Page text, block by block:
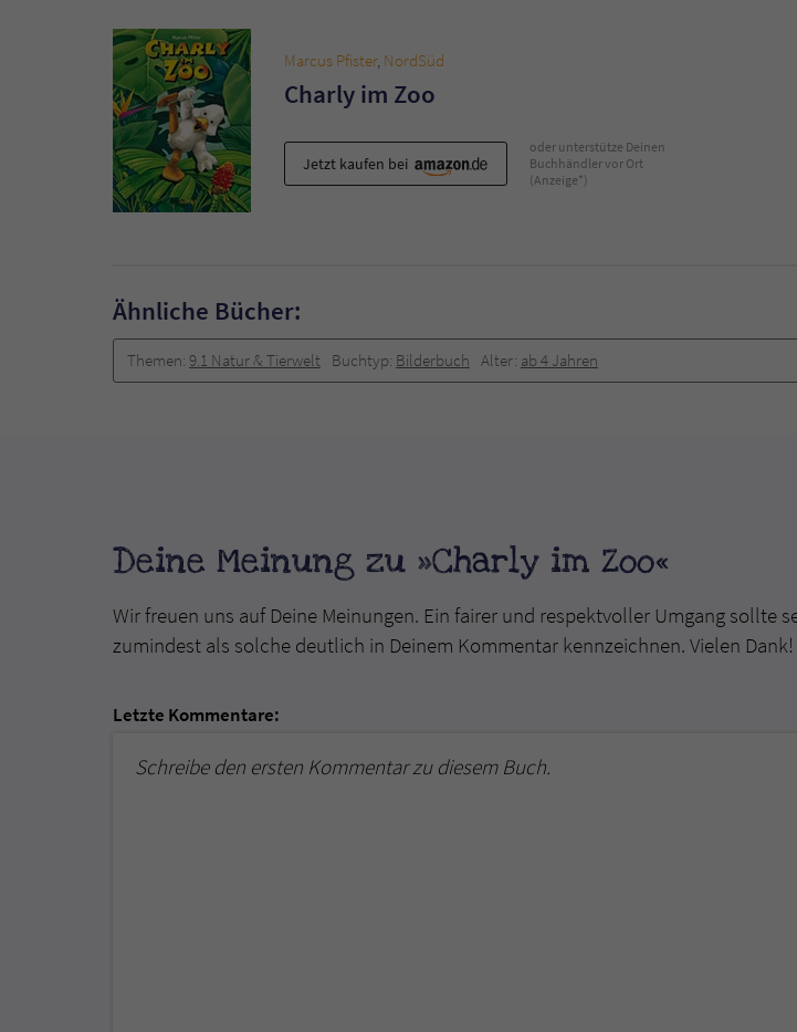
Marcus Pfister, NordSüd
Charly im Zoo
Jetzt kaufen bei
oder unterstütze Deinen
Buchhändler vor Ort
(Anzeige*)
Ähnliche Bücher:
Themen: 9.1 Natur & Tierwelt Buchtyp: Bilderbuch Alter: ab 4 Jahren
Deine Meinung zu »Charly im Zoo«
Wir freuen uns auf Deine Meinungen. Ein fairer und respektvoller Umgang
zumindest als solche deutlich in Deinem Kommentar kennzeichnen. Vielen Dank!
Letzte Kommentare:
Schreibe den ersten Kommentar zu diesem Buch.